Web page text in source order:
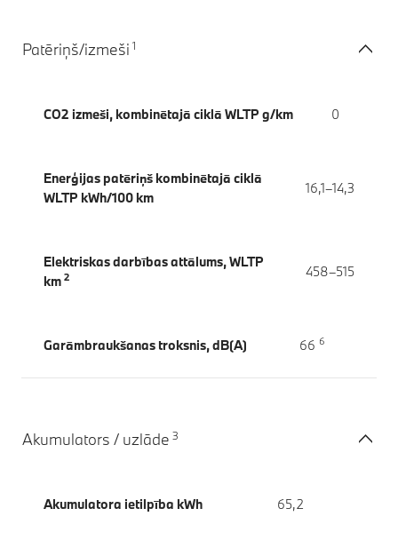
Patēriņš/izmeši 1
CO2 izmeši, kombinētajā ciklā WLTP g/km 0
Enerģijas patēriņš kombinētajā ciklā
WLTP kWh/100 km
16,1–14,3
Elektriskas darbības attālums, WLTP
km 2 458–515
Garāmbraukšanas troksnis, dB(A) 66 6
Akumulators / uzlāde 3
Akumulatora ietilpība kWh 65,2